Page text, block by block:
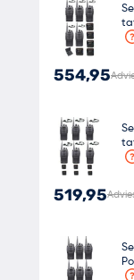
554,95
519,95